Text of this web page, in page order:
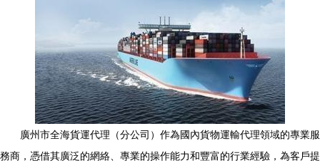
廣州市全海貨運代理（分公司）作為國內貨物運輸代理領域的專業服
務商，憑借其廣泛的網絡、專業的操作能力和豐富的行業經驗，為客戶提